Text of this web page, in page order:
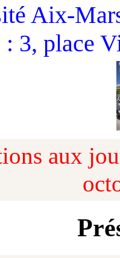
Aix-
: 3, place
aux